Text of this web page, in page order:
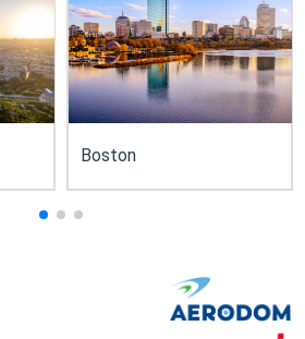
Boston